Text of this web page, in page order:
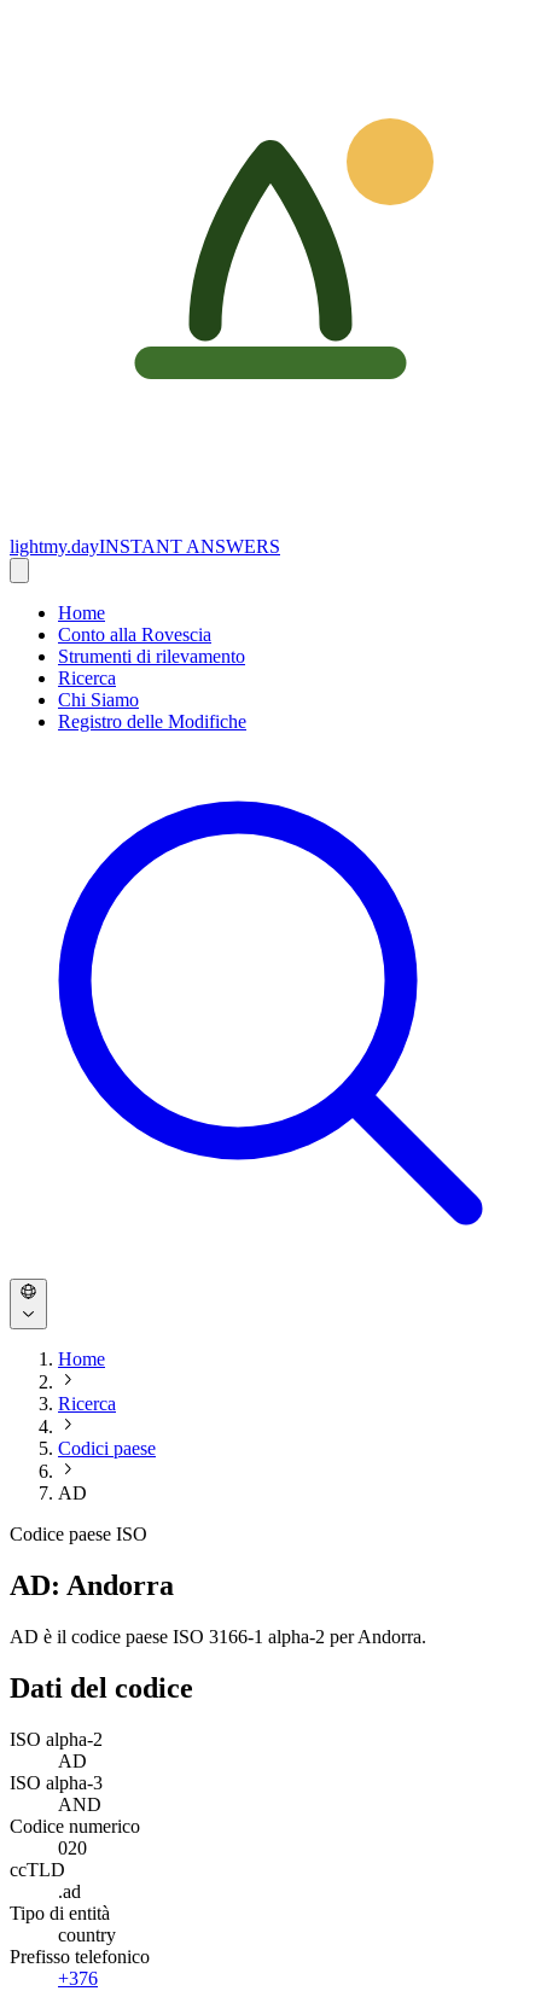
lightmy.dayINSTANT ANSWERS
Home
Conto alla Rovescia
Strumenti di rilevamento
Ricerca
Chi Siamo
Registro delle Modifiche
Home
Ricerca
Codici paese
AD
Codice paese ISO
AD: Andorra
AD è il codice paese ISO 3166-1 alpha-2 per Andorra.
Dati del codice
ISO alpha-2
AD
ISO alpha-3
AND
Codice numerico
020
ccTLD
.ad
Tipo di entità
country
Prefisso telefonico
+376